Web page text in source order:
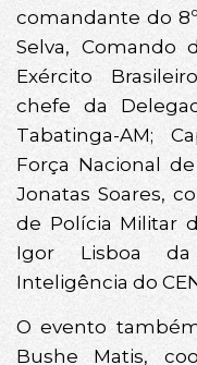
comandante do
Selva, Comando
Exército
chefe da
Tabatinga-AM;
Força Nacional
Jonatas Soares,
de Polícia Militar
Igor Lisboa da
Inteligência do
O evento
Bushe Matis,